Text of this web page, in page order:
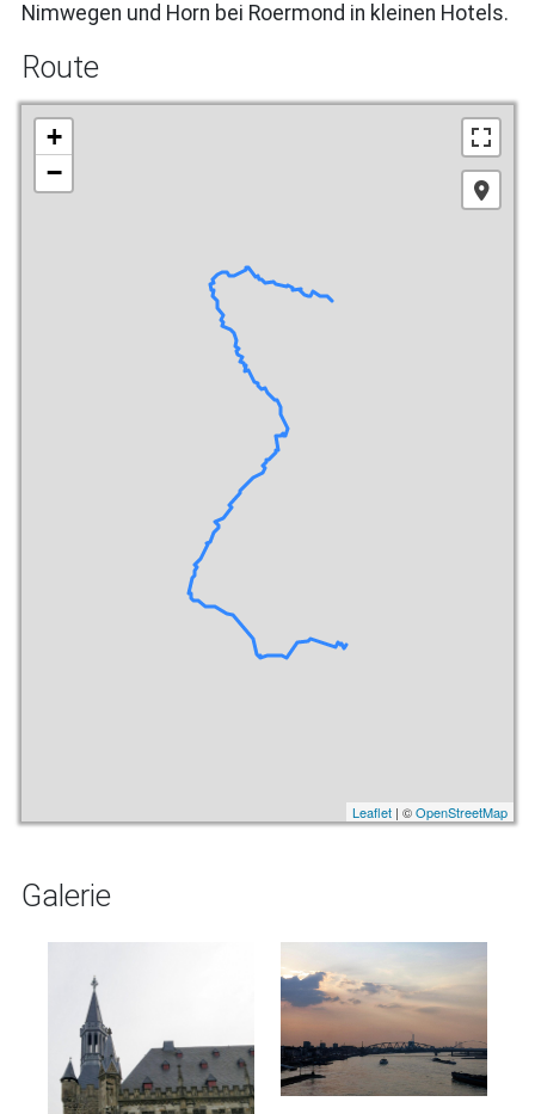
Nimwegen und Horn bei Roermond in kleinen Hotels.
Route
+
−
Leaflet | ©OpenStreetMap
Galerie